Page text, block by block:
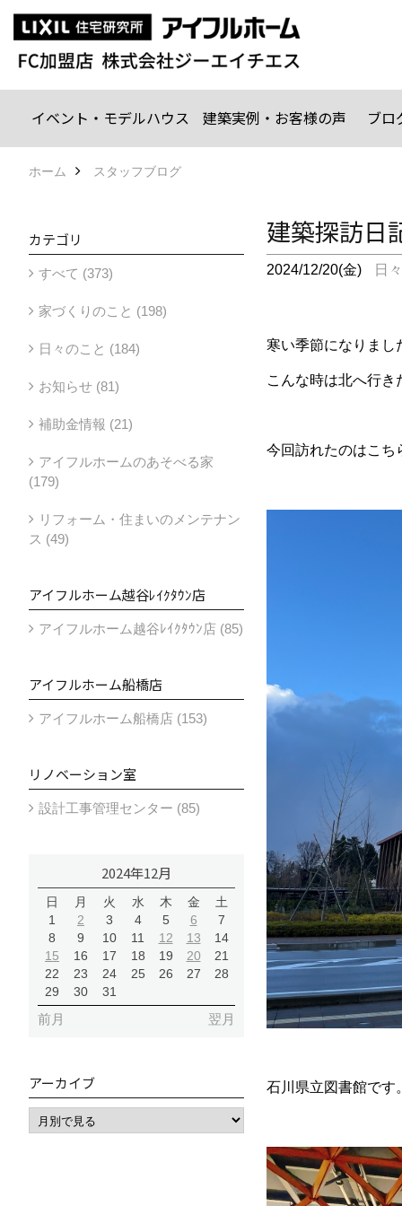
イベント・モデルハウス 建築実例・お客様の声 ブロ
ホーム スタッフブログ
建築探訪日
2024/12/20(金) 日
寒い季節になりまし
こんな時は北へ行き
今回訪れたのはこち
石川県立図書館です
カテゴリ
すべて (373)
家づくりのこと (198)
日々のこと (184)
お知らせ (81)
補助金情報 (21)
アイフルホームのあそべる家
(179)
リフォーム・住まいのメンテナン
ス (49)
アイフルホーム越谷ﾚｲｸﾀｳﾝ店
アイフルホーム越谷ﾚｲｸﾀｳﾝ店 (85)
アイフルホーム船橋店
アイフルホーム船橋店 (153)
リノベーション室
設計工事管理センター (85)
2024年12月
日 月 火 水 木 金
土
1
2 3 4 5 6
7
8
9 10 11 12 13
14
15
16 17 18 19 20
21
22
23 24 25 26 27
28
29
30 31
前月 翌月
アーカイブ